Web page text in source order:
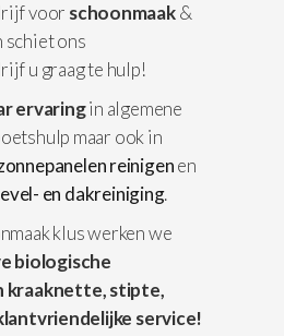
voor schoonmaak&
schiet ons
u graag te hulp!
ervaringin algemene
maar ook in
reinigenen
en dakreiniging.
klus werken we
biologische
kraaknette, stipte,
service!